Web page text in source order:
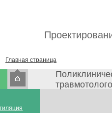
Главная страница